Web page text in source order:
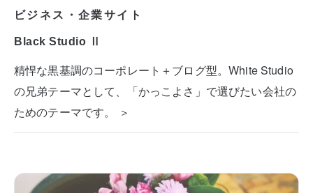
ビジネス・企業サイト
Black Studio Ⅱ
精悍な黒基調のコーポレート＋ブログ型。White Studio
の兄弟テーマとして、「かっこよさ」で選びたい会社の
ためのテーマです。 ＞